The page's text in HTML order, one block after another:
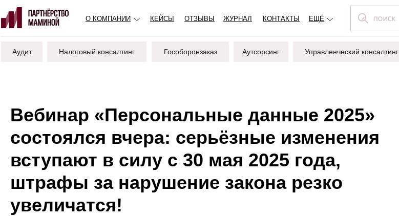
ЕЩЁ
КОНТАКТЫ
ЖУРНАЛ
ОТЗЫВЫ
КЕЙСЫ
О КОМПАНИИ
Гособоронзаказ Аутсорсинг
Аудит Налоговый консалтинг Управленческий консалтинг
Вебинар «Персональные данные 2025»
состоялся вчера: серьёзные изменения
вступают в силу с 30 мая 2025 года,
штрафы за нарушение закона резко
увеличатся!